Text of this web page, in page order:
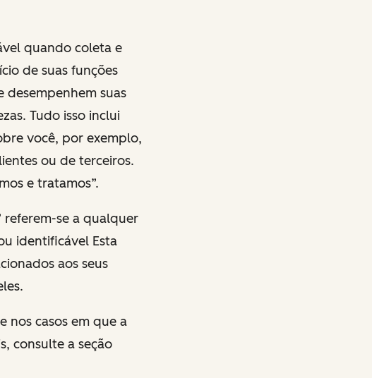
quando coleta e
de suas funções
desempenhem suas
Tudo isso inclui
você, por exemplo,
ou de terceiros.
e tratamos”.
referem-se a qualquer
identificável Esta
aos seus
nos casos em que a
consulte a seção